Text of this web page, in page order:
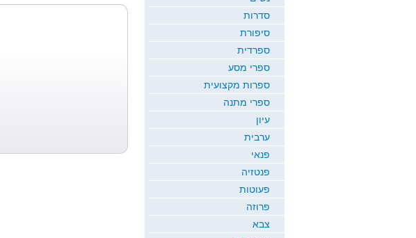
סדרות
סיפורת
ספרדית
ספרי מסע
ספרות מקצועית
ספרי מתנה
עיון
ערבית
פנאי
פנטזיה
פעוטות
פרוזה
צבא